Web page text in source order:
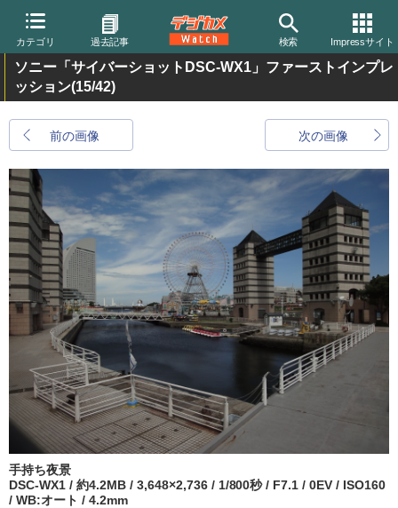
カテゴリ 過去記事 検索 Impressサイト
ソニー「サイバーショットDSC-WX1」ファーストインプレ
ッション(15/42)
前の画像 次の画像
手持ち夜景
DSC-WX1 / 約4.2MB / 3,648×2,736 / 1/800秒 / F7.1 / 0EV / ISO160
/ WB:オート / 4.2mm